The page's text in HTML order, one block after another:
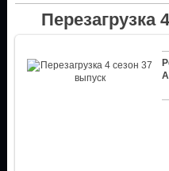
Перезагрузка